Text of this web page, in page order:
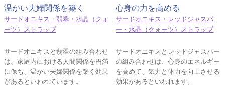
温かい夫婦関係を築く
サードオニキス・翡翠・水晶（クォ
ーツ）ストラップ
サードオニキスと翡翠の組み合わせ
は、家庭内における人間関係を円満
に保ち、温かい夫婦関係を築く効果
があるといわれています。
心身の力を高める
サードオニキス・レッドジャスパ
ー・水晶（クォーツ）ストラップ
サードオニキスとレッドジャスパー
の組み合わせは、心身のエネルギー
を高めて、気力と体力を向上させる
効果があるといわれます。